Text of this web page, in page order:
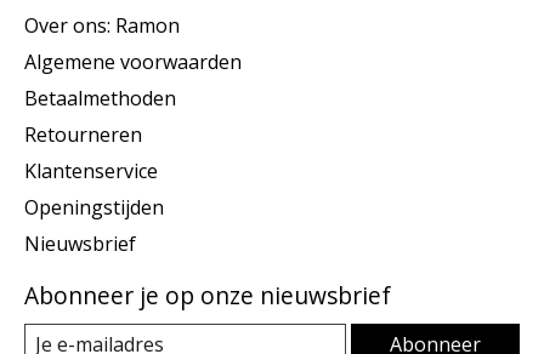
Over ons: Ramon
Algemene voorwaarden
Betaalmethoden
Retourneren
Klantenservice
Openingstijden
Nieuwsbrief
Abonneer je op onze nieuwsbrief
Abonneer